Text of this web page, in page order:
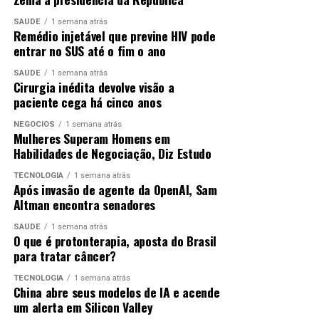
ANÚNCIO
Como tinha dado a entender na entrevista coletiva do
último sábado (4),Ancelotti escolheu Gabriel
devido a uma lesão no músculo posterior da coxa
esquerda.
ANÚNCIO
Do lado norueguês, o técnico Stale Solbakken fez uma
mudança em relação ao time do triunfo por 2 a 1 sobre a
Costa do Marfim, nos 16 avos de final.Recuperado de
lesão, Julian Ryerson retornou à lateral direita, na
SAÚDE 1 semana atrás
Remédio injetável que previne HIV pode
entrar no SUS até o fim o ano
SAÚDE 1 semana atrás
Cirurgia inédita devolve visão a
paciente cega há cinco anos
NEGÓCIOS 1 semana atrás
Mulheres Superam Homens em
Habilidades de Negociação, Diz Estudo
TECNOLOGIA 1 semana atrás
Após invasão de agente da OpenAI, Sam
Altman encontra senadores
SAÚDE 1 semana atrás
O que é protonterapia, aposta do Brasil
para tratar câncer?
TECNOLOGIA 1 semana atrás
China abre seus modelos de IA e acende
um alerta em Silicon Valley